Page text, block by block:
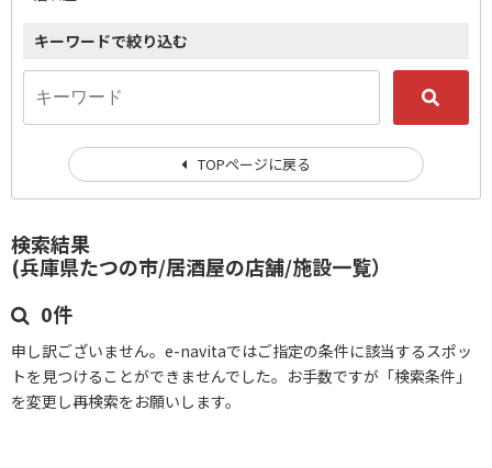
検索結果
(兵庫県たつの市/居酒屋の店舗/施設一覧）
0件
申し訳ございません。e-navitaではご指定の条件に該当するスポッ
トを見つけることができませんでした。お手数ですが「検索条件」
を変更し再検索をお願いします。
キーワードで絞り込む
TOPページに戻る